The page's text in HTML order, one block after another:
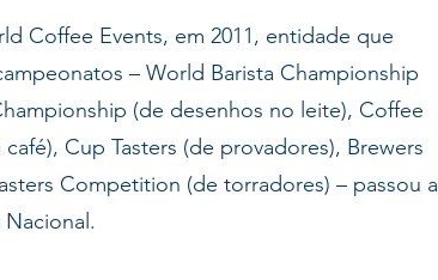
Coffee Events, em 2011, entidade que
– World Barista Championship
(de desenhos no leite), Coffee
Cup Tasters (de provadores), Brewers
Competition (de torradores) – passou a